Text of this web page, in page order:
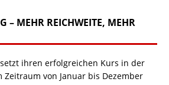
– MEHR REICHWEITE, MEHR
ihren erfolgreichen Kurs in der
von Januar bis Dezember